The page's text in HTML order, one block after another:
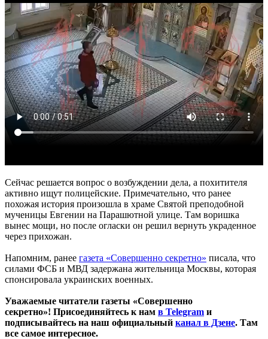
Сейчас решается вопрос о возбуждении дела, а похитителя
активно ищут полицейские. Примечательно, что ранее
похожая история произошла в храме Святой преподобной
мученицы Евгении на Парашютной улице. Там воришка
вынес мощи, но после огласки он решил вернуть украденное
через прихожан.
Напомним, ранее газета «Совершенно секретно» писала, что
силами ФСБ и МВД задержана жительница Москвы, которая
спонсировала украинских военных.
Уважаемые читатели газеты «Совершенно
секретно»! Присоединяйтесь к нам в Telegram и
подписывайтесь на наш официальный канал в Дзене. Там
все самое интересное.